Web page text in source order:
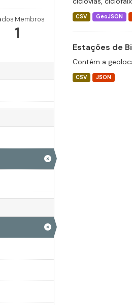
Membros
1
CSV GeoJSON
Estações de
Contém a
CSV JSON